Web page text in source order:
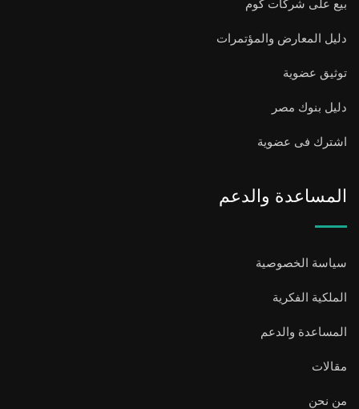
بيع على شركات كوم
دليل المعارض والمؤتمرات
توثيق عضوية
دليل بنوك مصر
اشترك فى عضوية
المساعدة والدعم
سياسة الخصوصية
الملكية الفكرية
المساعدة والدعم
مقالات
من نحن